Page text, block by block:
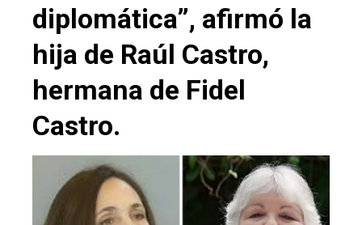
diplomática”, afirmó la
hija de Raúl Castro,
hermana de Fidel
Castro.